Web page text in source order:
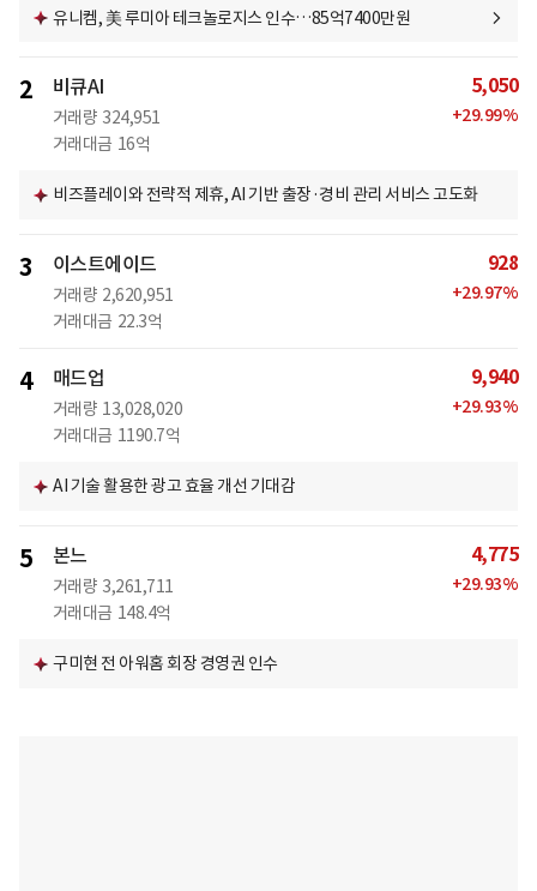
유니켐, 美 루미아 테크놀로지스 인수…85억7400만원
2 비큐AI
거래량 324,951
거래대금 16억
5,050
+29.99%
비즈플레이와 전략적 제휴, AI 기반 출장·경비 관리 서비스 고도화
3 이스트에이드
거래량 2,620,951
거래대금 22.3억
928
+29.97%
4 매드업
거래량 13,028,020
거래대금 1190.7억
9,940
+29.93%
AI 기술 활용한 광고 효율 개선 기대감
5 본느
거래량 3,261,711
거래대금 148.4억
4,775
+29.93%
구미현 전 아워홈 회장 경영권 인수